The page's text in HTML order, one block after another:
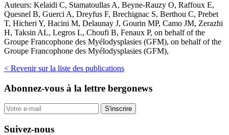
Auteurs: Kelaidi C, Stamatoullas A, Beyne-Rauzy O, Raffoux E,
Quesnel B, Guerci A, Dreyfus F, Brechignac S, Berthou C, Prebet
T, Hicheri Y, Hacini M, Delaunay J, Gourin MP, Camo JM, Zerazhi
H, Taksin AL, Legros L, Choufi B, Fenaux P, on behalf of the
Groupe Francophone des Myélodysplasies (GFM), on behalf of the
Groupe Francophone des Myélodysplasies (GFM),
< Revenir sur la liste des publications
Abonnez-vous à la lettre bergonews
S'inscrire
Suivez-nous